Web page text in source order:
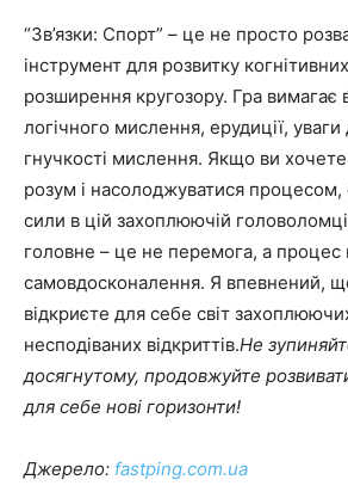
“Зв’язки: Спорт” – це не просто
інструмент для розвитку
розширення кругозору. Гра вимагає
логічного мислення, ерудиції, уваги
гнучкості мислення. Якщо ви хочете
розум і насолоджуватися процесом,
сили в цій захоплюючій
головне – це не перемога, а процес
самовдосконалення. Я впевнений,
відкриєте для себе світ захоплюючих
несподіваних відкриттів.Не
досягнутому, продовжуйте
для себе нові горизонти!
Джерело: fastping.com.ua